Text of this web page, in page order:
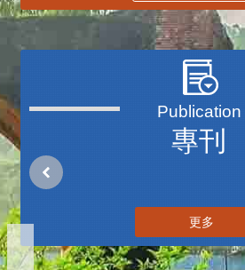
專刊
更多